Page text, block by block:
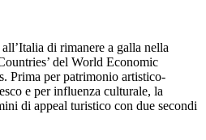
di rimanere a galla nella
del World Economic
Prima per patrimonio artistico-
e per influenza culturale, la
di appeal turistico con due secondi